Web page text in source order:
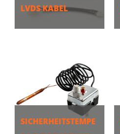
LVDS KABEL
SICHERHEITSTEMPE